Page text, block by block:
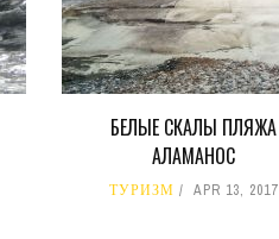
БЕЛЫЕ СКАЛЫ ПЛЯЖА
АЛАМАНОС
ТУРИЗМ APR 13, 2017